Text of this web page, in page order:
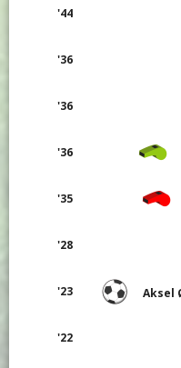
'44
'36
'36
'36
'35
'28
'23
'22